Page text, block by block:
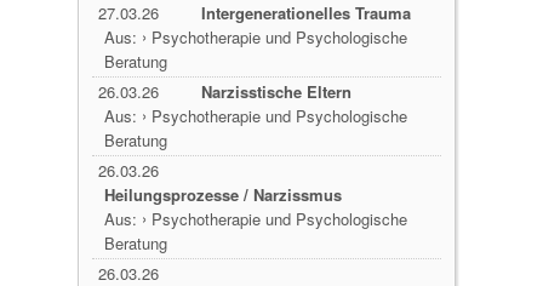
27.03.26
Intergenerationelles Trauma
Aus: › Psychotherapie und Psychologische
Beratung
26.03.26
Narzisstische Eltern
Aus: › Psychotherapie und Psychologische
Beratung
26.03.26
Heilungsprozesse / Narzissmus
Aus: › Psychotherapie und Psychologische
Beratung
26.03.26